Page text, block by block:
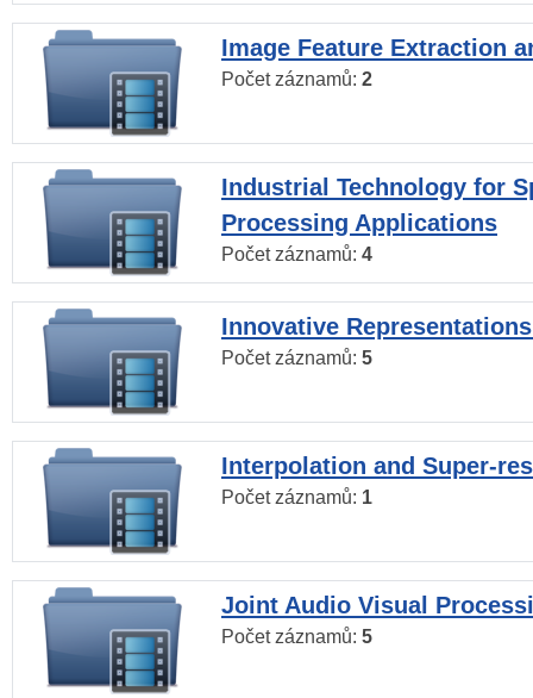
Image Feature Extraction
Počet záznamů: 2
Industrial Technology for
Processing Applications
Počet záznamů: 4
Innovative
Počet záznamů: 5
Interpolation and Super-
Počet záznamů: 1
Joint Audio Visual
Počet záznamů: 5